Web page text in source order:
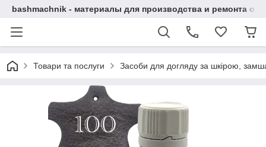
bashmachnik - материалы для производства и ремонта
Товари та послуги Засоби для догляду за шкірою,